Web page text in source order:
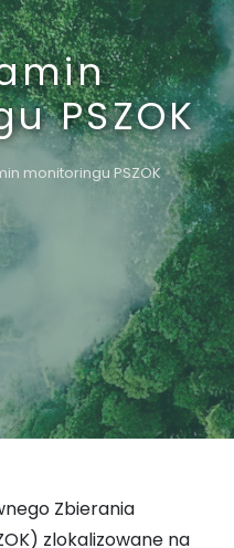
PSZOK
monitoringu PSZOK
Zbierania
zlokalizowane na